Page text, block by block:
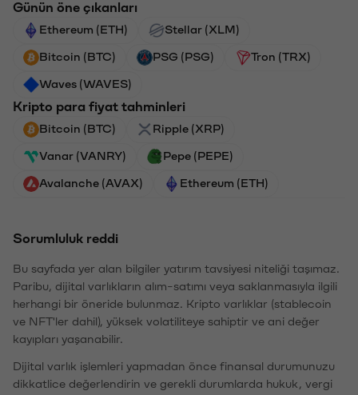
Günün öne çıkanları
Ethereum (ETH) Stellar (XLM)
Bitcoin (BTC) PSG (PSG) Tron (TRX)
Waves (WAVES)
Kripto para fiyat tahminleri
Bitcoin (BTC) Ripple (XRP)
Vanar (VANRY) Pepe (PEPE)
Avalanche (AVAX) Ethereum (ETH)
Sorumluluk reddi
Bu sayfada yer alan bilgiler yatırım tavsiyesi niteliği taşımaz.
Paribu, dijital varlıkların alım-satımı veya saklanmasıyla ilgili
herhangi bir öneride bulunmaz. Kripto varlıklar (stablecoin
ve NFT'ler dahil), yüksek volatiliteye sahiptir ve ani değer
kayıpları yaşanabilir.
Dijital varlık işlemleri yapmadan önce finansal durumunuzu
dikkatlice değerlendirin ve gerekli durumlarda hukuk, vergi